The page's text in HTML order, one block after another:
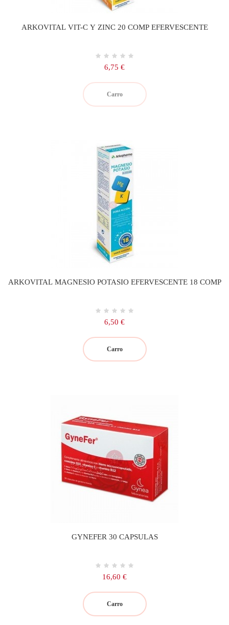
ARKOVITAL VIT-C Y ZINC 20 COMP EFERVESCENTE
Precio
6,75 €
Carro
ARKOVITAL MAGNESIO POTASIO EFERVESCENTE 18 COMP
Precio
6,50 €
Carro
GYNEFER 30 CAPSULAS
Precio
16,60 €
Carro